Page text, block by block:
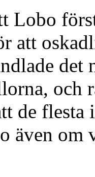
Lobo
att
det
och
de
även om